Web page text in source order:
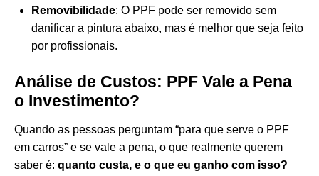
Removibilidade: O PPF pode ser removido sem
danificar a pintura abaixo, mas é melhor que seja feito
por profissionais.
Análise de Custos: PPF Vale a Pena
o Investimento?
Quando as pessoas perguntam “para que serve o PPF
em carros” e se vale a pena, o que realmente querem
saber é: quanto custa, e o que eu ganho com isso?